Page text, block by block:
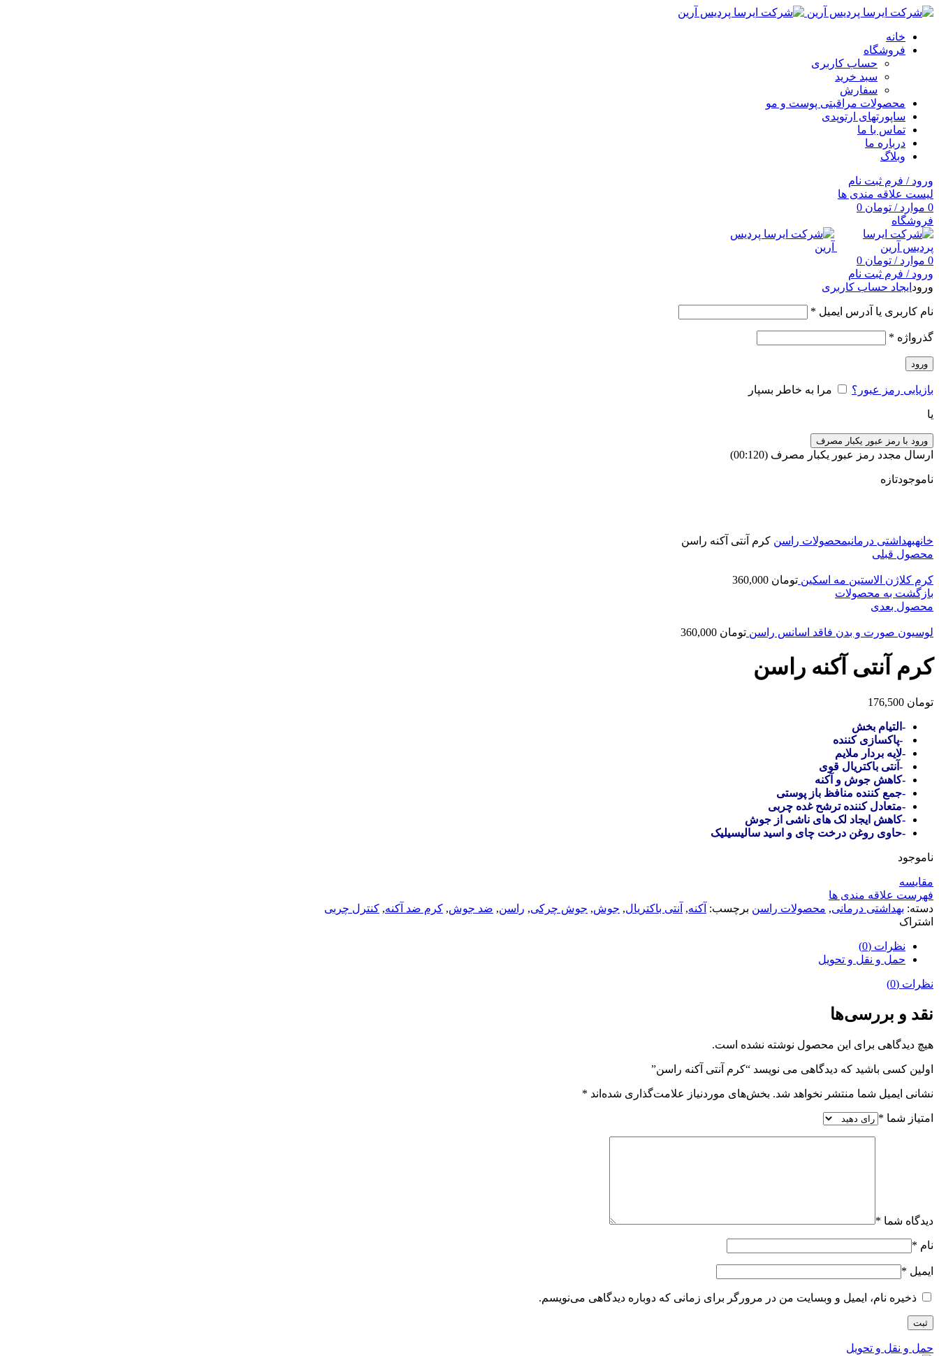
خانه
فروشگاه
حساب کاربری
سبد خرید
سفارش
محصولات مراقبتی پوست و مو
ساپورتهای ارتوپدی
تماس با ما
درباره ما
وبلاگ
ورود / فرم ثبت نام
لیست علاقه مندی ها
0 موارد / تومان
فروشگاه
0 موارد / تومان
ورود / فرم ثبت نام
ورود ایجاد حساب کاربری
نام کاربری یا آدرس ایمیل *
گذرواژه *
ورود
بازیابی رمز عبور؟ مرا به خاطر بسپار
یا
ورود با رمز عبور یکبار مصرف
ارسال مجدد رمز عبور یکبار مصرف (00:
120
)
ناموجودتازه
خانهبهداشتی درمانیمحصولات راسن کرم آنتی آکنه راسن
محصول قبلی
کرم کلاژن الاستین مه اسکین تومان
بازگشت به محصولات
محصول بعدی
لوسیون صورت و بدن فاقد اسانس راسن تومان
کرم آنتی آکنه راسن
تومان
-التیام بخش
-پاکسازی کننده
-لایه بردار ملایم
-آنتی باکتریال قوی
-کاهش جوش و آکنه
-جمع کننده منافظ باز پوستی
-متعادل کننده ترشح غده چربی
-کاهش ایجاد لک های ناشی از جوش
-حاوی روغن درخت چای و اسید سالیسیلیک
ناموجود
مقایسه
فهرست علاقه مندی ها
دسته: بهداشتی درمانی, محصولات راسن برچسب: آکنه, آنتی باکتریال, جوش, جوش چرکی, راسن, ضد جوش, کرم ضد آکنه, کنترل چربی
اشتراک
نظرات (0)
حمل و نقل و تحویل
نظرات (0)
نقد و بررسی‌ها
هیچ دیدگاهی برای این محصول نوشته نشده است.
اولین کسی باشید که دیدگاهی می نویسد “کرم آنتی آکنه راسن”
نشانی ایمیل شما منتشر نخواهد شد. بخش‌های موردنیاز علامت‌گذاری شده‌اند *
امتیاز شما *
دیدگاه شما *
نام *
ایمیل *
ذخیره نام، ایمیل و وبسایت من در مرورگر برای زمانی که دوباره دیدگاهی می‌نویسم.
حمل و نقل و تحویل